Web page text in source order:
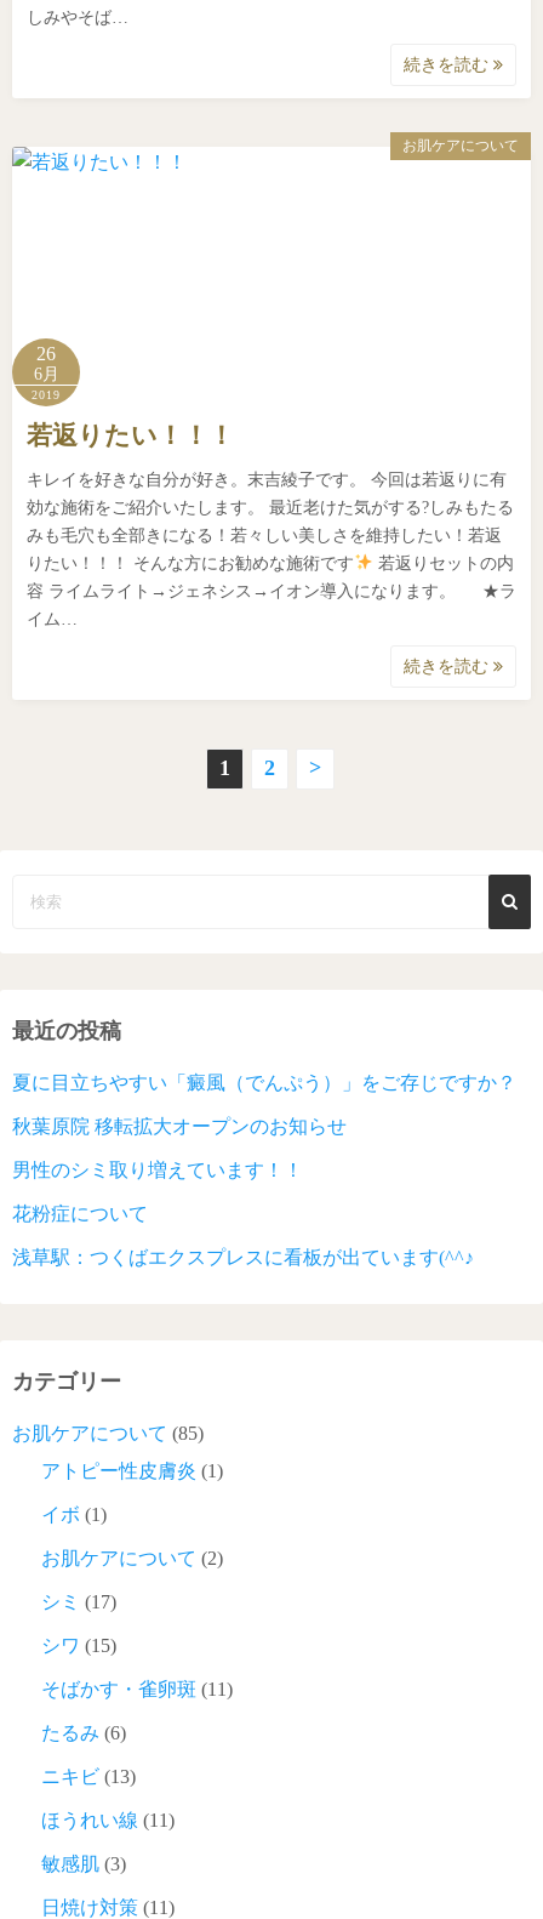
しみやそば…
続きを読む
お肌ケアについて
26
6月
2019
若返りたい！！！
キレイを好きな自分が好き。末吉綾子です。 今回は若返りに有
効な施術をご紹介いたします。 最近老けた気がする?しみもたる
みも毛穴も全部きになる！若々しい美しさを維持したい！若返
りたい！！！ そんな方にお勧めな施術です
若返りセットの内
容 ライムライト→ジェネシス→イオン導入になります。 ★ラ
イム…
続きを読む
ペ
り
1 2 >
最近の投稿
夏に目立ちやすい「癜風（でんぷう）」をご存じですか？
秋葉原院 移転拡大オープンのお知らせ
男性のシミ取り増えています！！
花粉症について
浅草駅：つくばエクスプレスに看板が出ています(^^♪
カテゴリー
お肌ケアについて (85)
アトピー性皮膚炎 (1)
イボ (1)
お肌ケアについて (2)
シミ (17)
シワ (15)
そばかす・雀卵斑 (11)
たるみ (6)
ニキビ (13)
ほうれい線 (11)
敏感肌 (3)
日焼け対策 (11)